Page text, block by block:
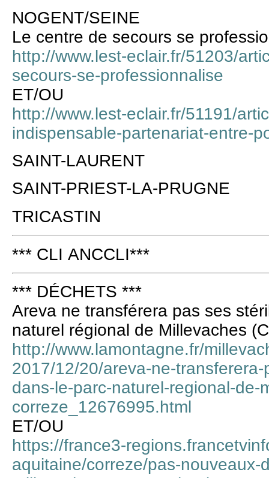
NOGENT/SEINE
Le centre de secours se
http://www.lest-eclair.fr/51203/
secours-se-professionnalise
ET/OU
http://www.lest-eclair.fr/51191/
indispensable-partenariat-entre-
SAINT-LAURENT
SAINT-PRIEST-LA-PRUGNE
TRICASTIN
*** CLI ANCCLI***
*** DÉCHETS ***
Areva ne transférera pas ses
naturel régional de Millevaches
http://www.lamontagne.fr/
2017/12/20/areva-ne-
dans-le-parc-naturel-regional-de-
correze_12676995.html
ET/OU
https://france3-
aquitaine/correze/pas-nouveaux-